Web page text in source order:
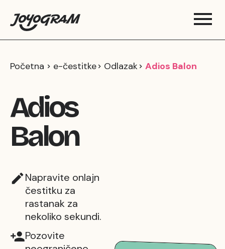
Početna e-čestitke Odlazak Adios Balon
Adios
Balon
Napravite onlajn
čestitku za
rastanak za
nekoliko sekundi.
Pozovite